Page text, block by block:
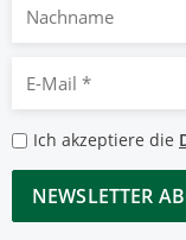
Mail
*
*
Ich akzeptiere die
CAPTCHA